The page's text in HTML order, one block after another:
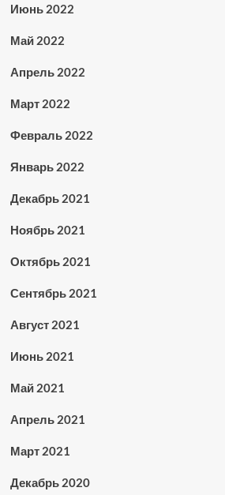
Июнь 2022
Май 2022
Апрель 2022
Март 2022
Февраль 2022
Январь 2022
Декабрь 2021
Ноябрь 2021
Октябрь 2021
Сентябрь 2021
Август 2021
Июнь 2021
Май 2021
Апрель 2021
Март 2021
Декабрь 2020